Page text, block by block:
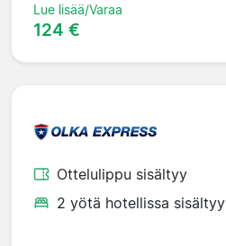
Lue lisää/Varaa
124 €
Ottelulippu sisältyy
2 yötä hotellissa sisältyy